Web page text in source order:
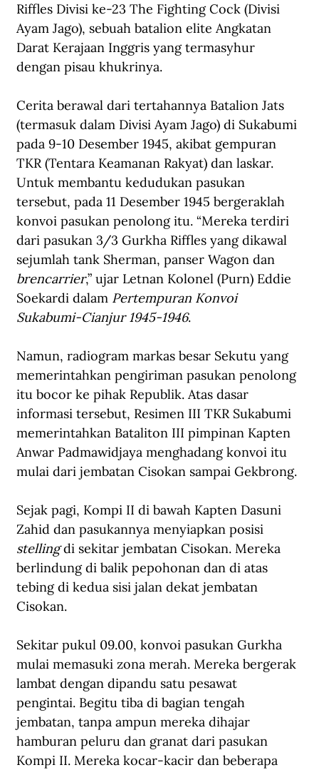
Riffles Divisi ke-23 The Fighting Cock (Divisi
Ayam Jago), sebuah batalion elite Angkatan
Darat Kerajaan Inggris yang termasyhur
dengan pisau khukrinya.
Cerita berawal dari tertahannya Batalion Jats
(termasuk dalam Divisi Ayam Jago) di Sukabumi
pada 9-10 Desember 1945, akibat gempuran
TKR (Tentara Keamanan Rakyat) dan laskar.
Untuk membantu kedudukan pasukan
tersebut, pada 11 Desember 1945 bergeraklah
konvoi pasukan penolong itu. “Mereka terdiri
dari pasukan 3/3 Gurkha Riffles yang dikawal
sejumlah tank Sherman, panser Wagon dan
brencarrier,” ujar Letnan Kolonel (Purn) Eddie
Soekardi dalam Pertempuran Konvoi
Sukabumi-Cianjur 1945-1946.
Namun, radiogram markas besar Sekutu yang
memerintahkan pengiriman pasukan penolong
itu bocor ke pihak Republik. Atas dasar
informasi tersebut, Resimen III TKR Sukabumi
memerintahkan Bataliton III pimpinan Kapten
Anwar Padmawidjaya menghadang konvoi itu
mulai dari jembatan Cisokan sampai Gekbrong.
Sejak pagi, Kompi II di bawah Kapten Dasuni
Zahid dan pasukannya menyiapkan posisi
stelling di sekitar jembatan Cisokan. Mereka
berlindung di balik pepohonan dan di atas
tebing di kedua sisi jalan dekat jembatan
Cisokan.
Sekitar pukul 09.00, konvoi pasukan Gurkha
mulai memasuki zona merah. Mereka bergerak
lambat dengan dipandu satu pesawat
pengintai. Begitu tiba di bagian tengah
jembatan, tanpa ampun mereka dihajar
hamburan peluru dan granat dari pasukan
Kompi II. Mereka kocar-kacir dan beberapa